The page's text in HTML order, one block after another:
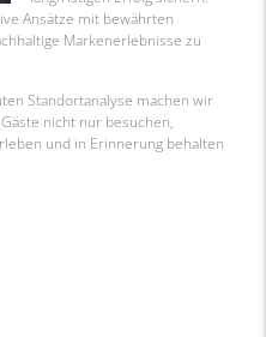
Ansätze mit bewährten
Markenerlebnisse zu
Standortanalyse machen wir
nicht nur besuchen,
und in Erinnerung behalten